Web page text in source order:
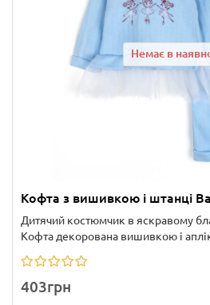
Немає в
Кофта з вишивкою і штанці
Дитячий костюмчик в яскравому
Кофта декорована вишивкою і
403грн